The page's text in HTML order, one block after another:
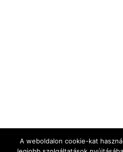
A weboldalon cookie-kat